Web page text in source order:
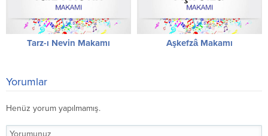
Tarz-ı Nevin Makamı Aşkefzâ Makamı
Yorumlar
Henüz yorum yapılmamış.